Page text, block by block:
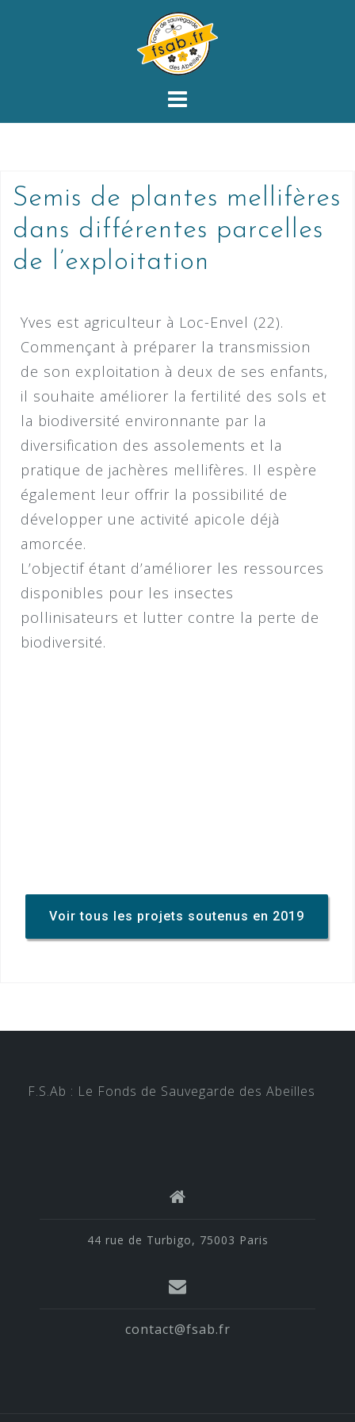
Semis de plantes mellifères
dans différentes parcelles
de l’exploitation
Yves est agriculteur à Loc-Envel (22).
Commençant à préparer la transmission
de son exploitation à deux de ses enfants,
il souhaite améliorer la fertilité des sols et
la biodiversité environnante par la
diversification des assolements et la
pratique de jachères mellifères. Il espère
également leur offrir la possibilité de
développer une activité apicole déjà
amorcée.
L’objectif étant d’améliorer les ressources
disponibles pour les insectes
pollinisateurs et lutter contre la perte de
biodiversité.
Voir tous les projets soutenus en 2019
F.S.Ab : Le Fonds de Sauvegarde des Abeilles
44 rue de Turbigo, 75003 Paris
contact@fsab.fr